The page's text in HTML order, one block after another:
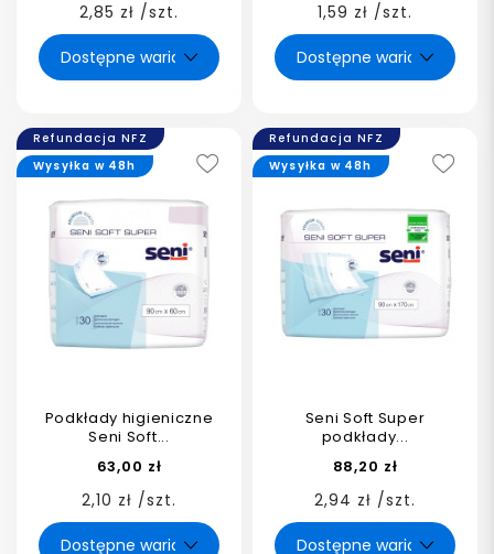
2,85 zł /szt. 1,59 zł /szt.
Refundacja NFZ
Podkłady higieniczne
Seni Soft...
63,00 zł
2,10 zł /szt.
Wysyłka w 48h
Refundacja NFZ
Seni Soft Super
podkłady...
88,20 zł
2,94 zł /szt.
Wysyłka w 48h